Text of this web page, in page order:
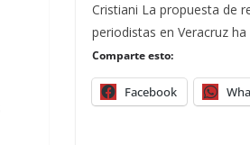
Cristiani La propuesta de
periodistas en Veracruz
Comparte esto:
Facebook